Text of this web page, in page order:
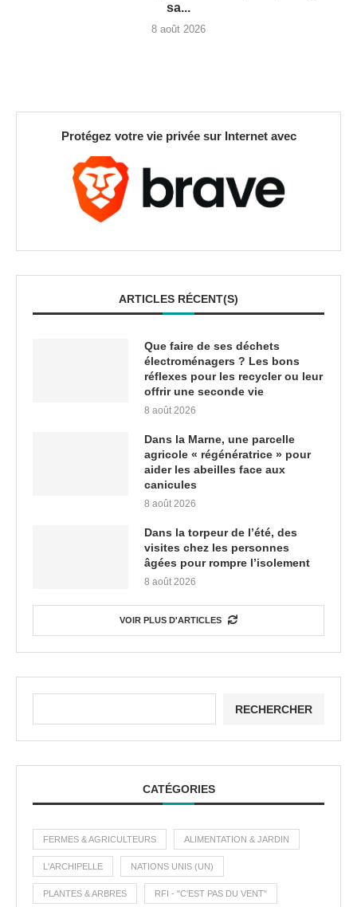
sa...
8 août 2026
Protégez votre vie privée sur Internet avec
ARTICLES RÉCENT(S)
Que faire de ses déchets
électroménagers ? Les bons
réflexes pour les recycler ou leur
offrir une seconde vie
8 août 2026
Dans la Marne, une parcelle
agricole « régénératrice » pour
aider les abeilles face aux
canicules
8 août 2026
Dans la torpeur de l’été, des
visites chez les personnes
âgées pour rompre l’isolement
8 août 2026
VOIR PLUS D'ARTICLES
RECHERCHER
CATÉGORIES
FERMES & AGRICULTEURS ALIMENTATION & JARDIN
L'ARCHIPELLE NATIONS UNIS (UN)
PLANTES & ARBRES RFI - "C'EST PAS DU VENT"